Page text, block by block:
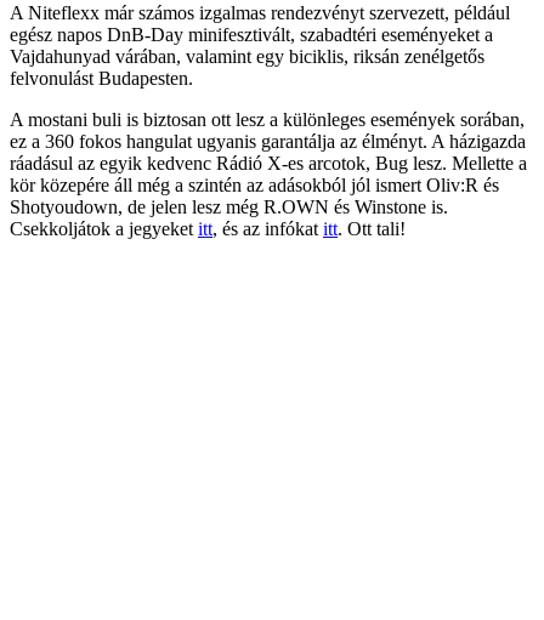
A Niteflexx már számos izgalmas rendezvényt szervezett, például
egész napos DnB-Day minifesztivált, szabadtéri eseményeket a
Vajdahunyad várában, valamint egy biciklis, riksán zenélgetős
felvonulást Budapesten.
A mostani buli is biztosan ott lesz a különleges események sorában,
ez a 360 fokos hangulat ugyanis garantálja az élményt. A házigazda
ráadásul az egyik kedvenc Rádió X-es arcotok, Bug lesz. Mellette a
kör közepére áll még a szintén az adásokból jól ismert Oliv:R és
Shotyoudown, de jelen lesz még R.OWN és Winstone is.
Csekkoljátok a jegyeket itt, és az infókat itt. Ott tali!